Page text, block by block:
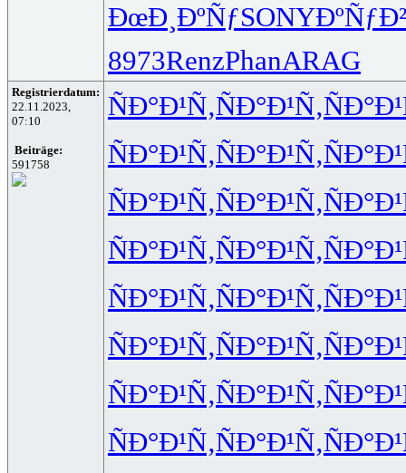
ÐœÐ¸ÐºÑƒSONY
8973RenzPhanARAG
Registrierdatum:
22.11.2023,
07:10
Beiträge:
591758
ÑÐ°Ð¹Ñ‚ÑÐ°Ð¹Ñ‚
ÑÐ°Ð¹Ñ‚ÑÐ°Ð¹Ñ‚
ÑÐ°Ð¹Ñ‚ÑÐ°Ð¹Ñ‚
ÑÐ°Ð¹Ñ‚ÑÐ°Ð¹Ñ‚
ÑÐ°Ð¹Ñ‚ÑÐ°Ð¹Ñ‚
ÑÐ°Ð¹Ñ‚ÑÐ°Ð¹Ñ‚
ÑÐ°Ð¹Ñ‚ÑÐ°Ð¹Ñ‚
ÑÐ°Ð¹Ñ‚ÑÐ°Ð¹Ñ‚